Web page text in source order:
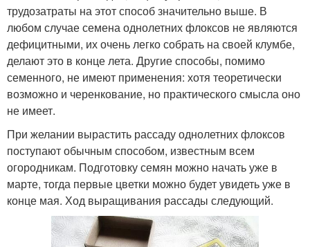
трудозатраты на этот способ значительно выше. В
любом случае семена однолетних флоксов не являются
дефицитными, их очень легко собрать на своей клумбе,
делают это в конце лета. Другие способы, помимо
семенного, не имеют применения: хотя теоретически
возможно и черенкование, но практического смысла оно
не имеет.
При желании вырастить рассаду однолетних флоксов
поступают обычным способом, известным всем
огородникам. Подготовку семян можно начать уже в
марте, тогда первые цветки можно будет увидеть уже в
конце мая. Ход выращивания рассады следующий.